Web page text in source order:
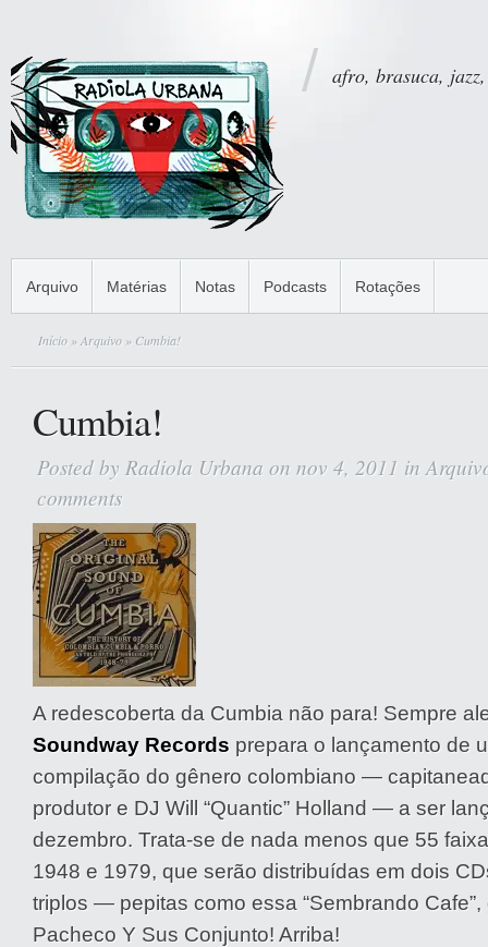
afro, brasuca,
Arquivo Matérias Notas Podcasts Rotações
Início »Arquivo » Cumbia!
Cumbia!
Posted by Radiola Urbana on nov 4, 2011 in
comments
A redescoberta da Cumbia não para! Sempre
Soundway Records prepara o lançamento de
compilação do gênero colombiano —
produtor e DJ Will “Quantic” Holland — a ser
dezembro. Trata-se de nada menos que 55
1948 e 1979, que serão distribuídas em dois
triplos — pepitas como essa “Sembrando Cafe”,
Pacheco Y Sus Conjunto! Arriba!